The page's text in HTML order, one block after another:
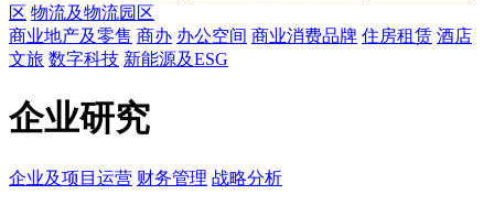
区 物流及物流园区
商业地产及零售 商办 办公空间 商业消费品牌 住房租赁 酒店
文旅 数字科技 新能源及ESG
企业研究
企业及项目运营 财务管理 战略分析